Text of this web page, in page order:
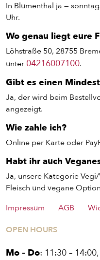
VEGI/
SALAT
DIPS/
In Blumenthal ja —
Uhr.
Wo genau liegt eure
Löhstraße 50, 28755
unter 04216007100.
Gibt es einen
Ja, der wird beim
angezeigt.
Wie zahle ich?
Online per Karte oder
Habt ihr auch
Ja, unsere Kategorie
Fleisch und vegane
Impressum
AGB
OPEN HOURS
Mo – Do: 11:30 –